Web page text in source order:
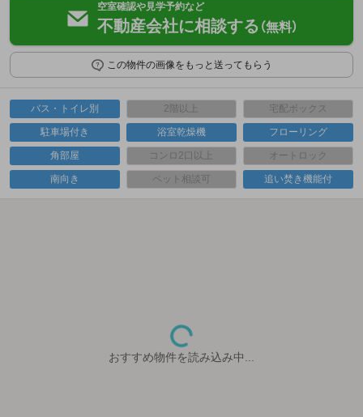
空室確認や見学予約など
不動産会社に相談する （無料）
この物件の画像をもっと送ってもらう
バス・トイレ別 2階以上 宅配ボックス
駐車場付き 浴室乾燥機 フローリング
角部屋 コンロ2口以上 オートロック
南向き ペット相談可 追い焚き機能付
おすすめ物件を読み込み中...